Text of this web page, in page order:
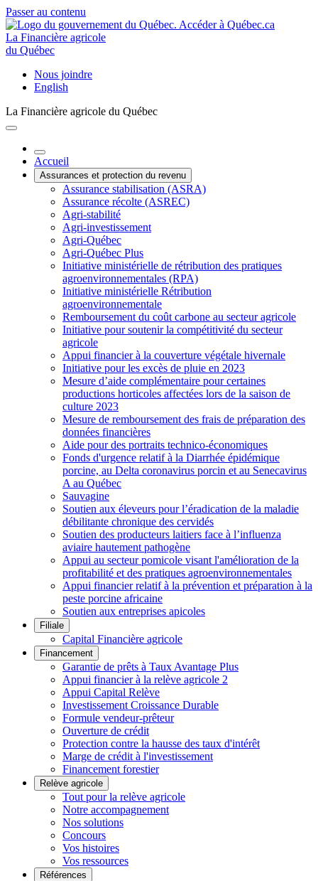
Passer au contenu
La Financière agricole
du Québec
Nous joindre
English
La Financière agricole du Québec
Accueil
Assurances et protection du revenu
Assurance stabilisation (ASRA)
Assurance récolte (ASREC)
Agri-stabilité
Agri-investissement
Agri-Québec
Agri-Québec Plus
Initiative ministérielle de rétribution des pratiques
agroenvironnementales (RPA)
Initiative ministérielle Rétribution
agroenvironnementale
Remboursement du coût carbone au secteur agricole
Initiative pour soutenir la compétitivité du secteur
agricole
Appui financier à la couverture végétale hivernale
Initiative pour les excès de pluie en 2023
Mesure d’aide complémentaire pour certaines
productions horticoles affectées lors de la saison de
culture 2023
Mesure de remboursement des frais de préparation des
données financières
Aide pour des portraits technico-économiques
Fonds d'urgence relatif à la Diarrhée épidémique
porcine, au Delta coronavirus porcin et au Senecavirus
A au Québec
Sauvagine
Soutien aux éleveurs pour l’éradication de la maladie
débilitante chronique des cervidés
Soutien des producteurs laitiers face à l’influenza
aviaire hautement pathogène
Appui au secteur pomicole visant l'amélioration de la
profitabilité et des pratiques agroenvironnementales
Appui financier relatif à la prévention et préparation à la
peste porcine africaine
Soutien aux entreprises apicoles
Filiale
Capital Financière agricole
Financement
Garantie de prêts à Taux Avantage Plus
Appui financier à la relève agricole 2
Appui Capital Relève
Investissement Croissance Durable
Formule vendeur-prêteur
Ouverture de crédit
Protection contre la hausse des taux d'intérêt
Marge de crédit à l'investissement
Financement forestier
Relève agricole
Tout pour la relève agricole
Notre accompagnement
Nos solutions
Concours
Vos histoires
Vos ressources
Références